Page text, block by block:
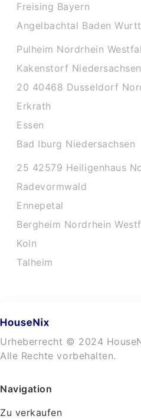
Freising Bayern
Angelbachtal Baden
Pulheim Nordrhein
Kakenstorf Niedersachsen
20 40468 Dusseldorf
Erkrath
Essen
Bad Iburg Niedersachsen
25 42579 Heiligenhaus
Radevormwald
Ennepetal
Bergheim Nordrhein
Koln
Talheim
Urheberrecht © 2024
Alle Rechte vorbehalten.
Navigation
Zu verkaufen